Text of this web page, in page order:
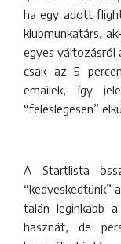
ha egy adott
klubmunkatárs,
egyes változásról
csak az 5
emailek, így
“feleslegesen”
A Startlista
“kedveskedtünk”
talán leginkább
hasznát, de